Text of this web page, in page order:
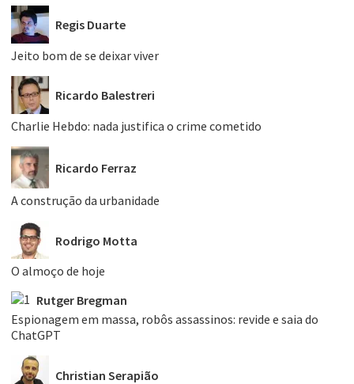
Regis Duarte
Jeito bom de se deixar viver
Ricardo Balestreri
Charlie Hebdo: nada justifica o crime cometido
Ricardo Ferraz
A construção da urbanidade
Rodrigo Motta
O almoço de hoje
Rutger Bregman
Espionagem em massa, robôs assassinos: revide e saia do
ChatGPT
Christian Serapião